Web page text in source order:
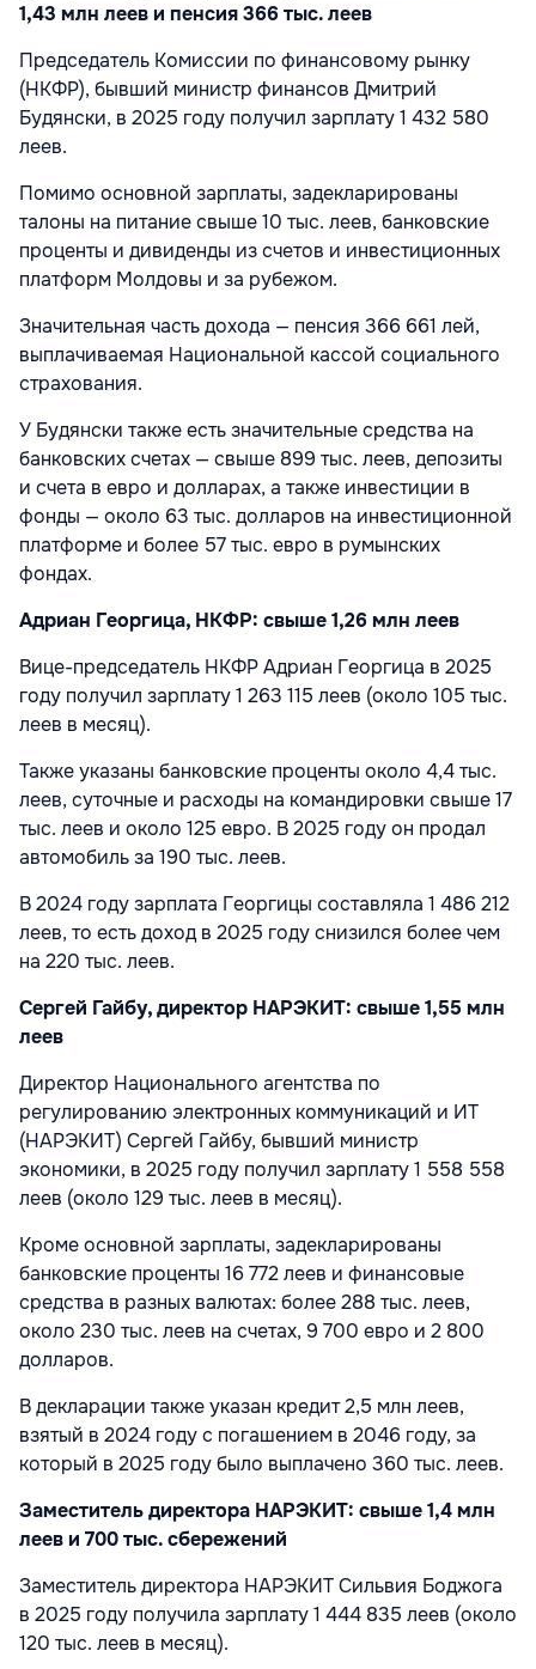
1,43 млн леев и пенсия 366 тыс. леев
Председатель Комиссии по финансовому рынку
(НКФР), бывший министр финансов Дмитрий
Будянски, в 2025 году получил зарплату 1 432 580
леев.
Помимо основной зарплаты, задекларированы
талоны на питание свыше 10 тыс. леев, банковские
проценты и дивиденды из счетов и инвестиционных
платформ Молдовы и за рубежом.
Значительная часть дохода — пенсия 366 661 лей,
выплачиваемая Национальной кассой социального
страхования.
У Будянски также есть значительные средства на
банковских счетах — свыше 899 тыс. леев, депозиты
и счета в евро и долларах, а также инвестиции в
фонды — около 63 тыс. долларов на инвестиционной
платформе и более 57 тыс. евро в румынских
фондах.
Адриан Георгица, НКФР: свыше 1,26 млн леев
Вице-председатель НКФР Адриан Георгица в 2025
году получил зарплату 1 263 115 леев (около 105 тыс.
леев в месяц).
Также указаны банковские проценты около 4,4 тыс.
леев, суточные и расходы на командировки свыше 17
тыс. леев и около 125 евро. В 2025 году он продал
автомобиль за 190 тыс. леев.
В 2024 году зарплата Георгицы составляла 1 486 212
леев, то есть доход в 2025 году снизился более чем
на 220 тыс. леев.
Сергей Гайбу, директор НАРЭКИТ: свыше 1,55 млн
леев
Директор Национального агентства по
регулированию электронных коммуникаций и ИТ
(НАРЭКИТ) Сергей Гайбу, бывший министр
экономики, в 2025 году получил зарплату 1 558 558
леев (около 129 тыс. леев в месяц).
Кроме основной зарплаты, задекларированы
банковские проценты 16 772 леев и финансовые
средства в разных валютах: более 288 тыс. леев,
около 230 тыс. леев на счетах, 9 700 евро и 2 800
долларов.
В декларации также указан кредит 2,5 млн леев,
взятый в 2024 году с погашением в 2046 году, за
который в 2025 году было выплачено 360 тыс. леев.
Заместитель директора НАРЭКИТ: свыше 1,4 млн
леев и 700 тыс. сбережений
Заместитель директора НАРЭКИТ Сильвия Боджога
в 2025 году получила зарплату 1 444 835 леев (около
120 тыс. леев в месяц).